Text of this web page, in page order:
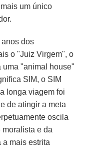
um único
anos dos
o "Juiz Virgem", o
uma "animal house"
SIM, o SIM
longa viagem foi
de atingir a meta
oscila
moralista e da
mais estrita